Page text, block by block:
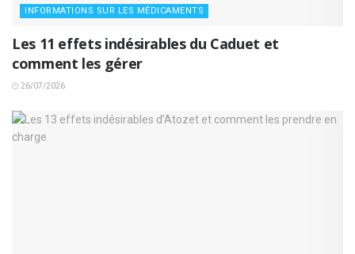
INFORMATIONS SUR LES MÉDICAMENTS
Les 11 effets indésirables du Caduet et
comment les gérer
26/07/2026